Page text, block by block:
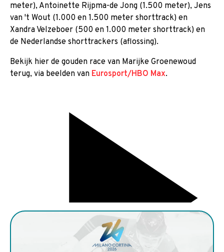
meter), Antoinette Rijpma-de Jong (1.500 meter), Jens
van 't Wout (1.000 en 1.500 meter shorttrack) en
Xandra Velzeboer (500 en 1.000 meter shorttrack) en
de Nederlandse shorttrackers (aflossing).
Bekijk hier de gouden race van Marijke Groenewoud
terug, via beelden van Eurosport/HBO Max.